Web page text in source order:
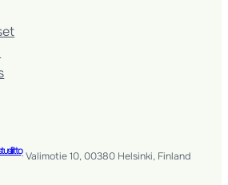
· Valimotie 10, 00380 Helsinki, Finland